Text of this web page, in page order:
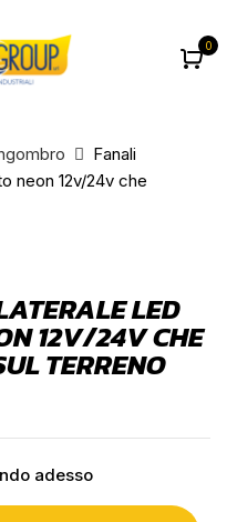
0
Fanali
neon 12v/24v che
LED
12V/24V CHE
TERRENO
adesso
TO REVIEW
NEON 12V/24V CHE
SUL TERRENO”